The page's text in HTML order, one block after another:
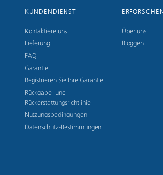
KUNDENDIENST
Kontaktiere uns
Lieferung
FAQ
Garantie
Registrieren Sie Ihre Garantie
Rückgabe- und
Rückerstattungsrichtlinie
Nutzungsbedingungen
Datenschutz-Bestimmungen
ERFORSCHEN
Über uns
Bloggen